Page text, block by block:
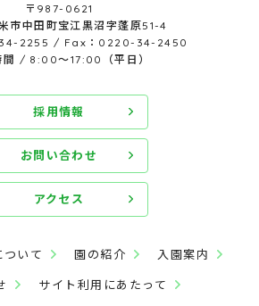
〒987-0621
市中田町宝江黒沼字蓬原51-4
2255 / Fax：0220-34-2450
間 / 8:00～17:00（平日）
採用情報
お問い合わせ
アクセス
ついて 園の紹介 入園案内
サイト利用にあたって